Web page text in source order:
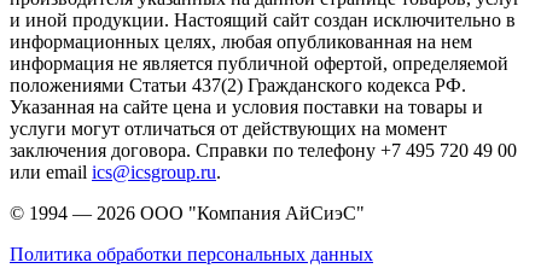
и иной продукции. Настоящий сайт создан исключительно в
информационных целях, любая опубликованная на нем
информация не является публичной офертой, определяемой
положениями Статьи 437(2) Гражданского кодекса РФ.
Указанная на сайте цена и условия поставки на товары и
услуги могут отличаться от действующих на момент
заключения договора. Справки по телефону +7 495 720 49 00
или email ics@icsgroup.ru.
© 1994 — 2026 ООО "Компания АйСиэС"
Политика обработки персональных данных